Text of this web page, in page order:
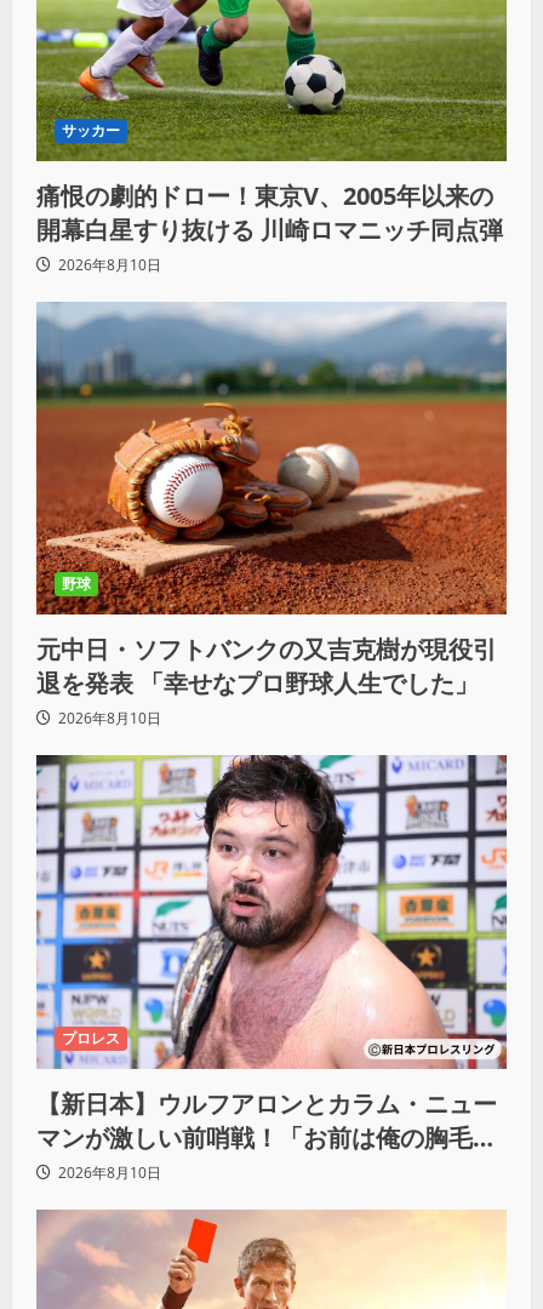
サッカー
痛恨の劇的ドロー！東京V、2005年以来の
開幕白星すり抜ける 川崎ロマニッチ同点弾
2026年8月10日
野球
元中日・ソフトバンクの又吉克樹が現役引
退を発表 「幸せなプロ野球人生でした」
2026年8月10日
プロレス
【新日本】ウルフアロンとカラム・ニュー
マンが激しい前哨戦！「お前は俺の胸毛に
カラム(絡む)小バエと一緒だ」
2026年8月10日